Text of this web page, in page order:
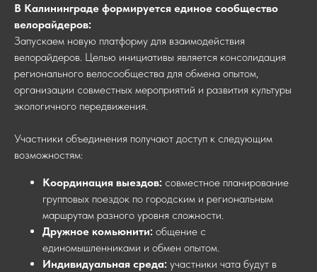
В Калининграде формируется единое сообщество
велорайдеров:
Запускаем новую платформу для взаимодействия
велорайдеров. Целью инициативы является консолидация
регионального велосообщества для обмена опытом,
организации совместных мероприятий и развития культуры
экологичного передвижения.
Участники объединения получают доступ к следующим
возможностям:
Координация выездов: совместное планирование
групповых поездок по городским и региональным
маршрутам разного уровня сложности.
Дружное комьюнити: общение с
единомышленниками и обмен опытом.
Индивидуальная среда: участники чата будут в